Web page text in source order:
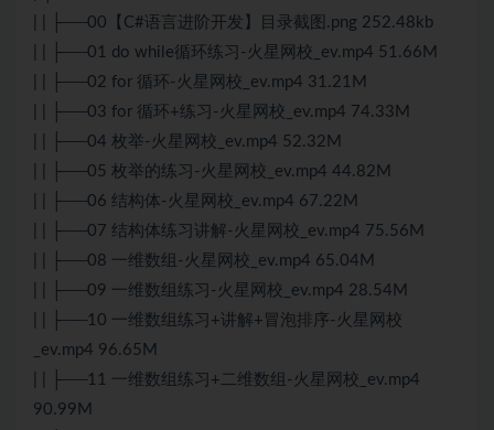
| | ├──00【C#语言进阶开发】目录截图.png 252.48kb
| | ├──01 do while循环练习-火星网校_ev.mp4 51.66M
| | ├──02 for 循环-火星网校_ev.mp4 31.21M
| | ├──03 for 循环+练习-火星网校_ev.mp4 74.33M
| | ├──04 枚举-火星网校_ev.mp4 52.32M
| | ├──05 枚举的练习-火星网校_ev.mp4 44.82M
| | ├──06 结构体-火星网校_ev.mp4 67.22M
| | ├──07 结构体练习讲解-火星网校_ev.mp4 75.56M
| | ├──08 一维数组-火星网校_ev.mp4 65.04M
| | ├──09 一维数组练习-火星网校_ev.mp4 28.54M
| | ├──10 一维数组练习+讲解+冒泡排序-火星网校
_ev.mp4 96.65M
| | ├──11 一维数组练习+二维数组-火星网校_ev.mp4
90.99M